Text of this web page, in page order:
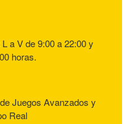
a V de 9:00 a 22:00 y
horas.
Juegos Avanzados y
Real